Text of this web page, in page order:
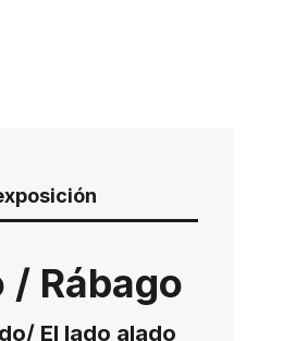
/ Rábago
El lado alado